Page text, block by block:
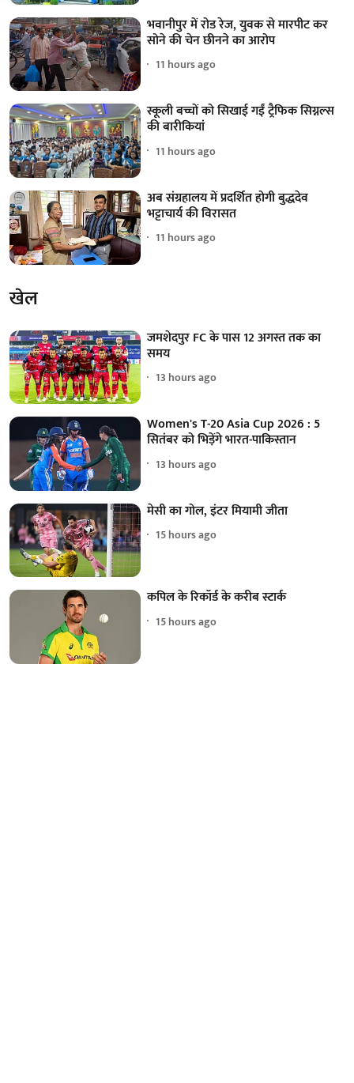
भवानीपुर में रोड रेज, युवक से मारपीट कर
सोने की चेन छीनने का आरोप
11 hours ago
स्कूली बच्चों को सिखाई गईं ट्रैफिक सिग्नल्स
की बारीकियां
11 hours ago
अब संग्रहालय में प्रदर्शित होगी बुद्धदेव
भट्टाचार्य की विरासत
11 hours ago
खेल
जमशेदपुर FC के पास 12 अगस्त तक का
समय
13 hours ago
Women's T-20 Asia Cup 2026 : 5
सितंबर को भिड़ेंगे भारत-पाकिस्तान
13 hours ago
मेसी का गोल, इंटर मियामी जीता
15 hours ago
कपिल के रिकॉर्ड के करीब स्टार्क
15 hours ago